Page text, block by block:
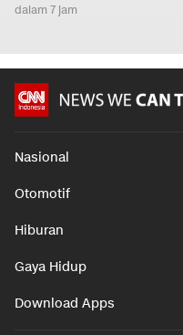
dalam 7 jam
Nasional
Otomotif
Hiburan
Gaya Hidup
Download Apps